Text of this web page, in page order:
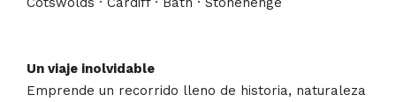
Un viaje inolvidable
Emprende un recorrido lleno de historia, naturaleza